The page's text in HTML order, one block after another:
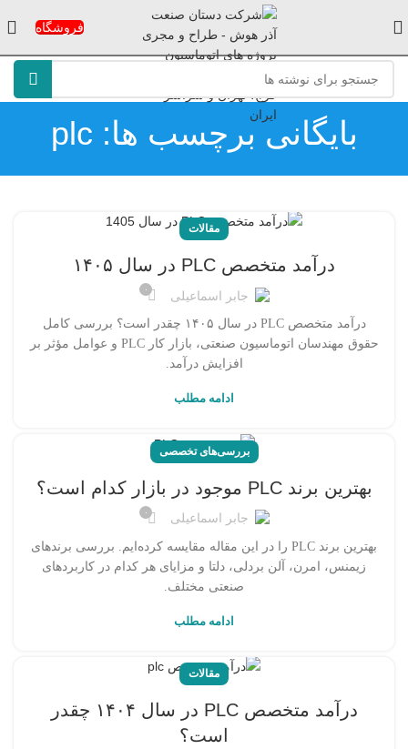
فروشگاه
بایگانی برچسب ها: plc
مقالات
درآمد متخصص PLC در سال ۱۴۰۵
جابر اسماعیلی ۰
درآمد متخصص PLC در سال ۱۴۰۵ چقدر است؟ بررسی کامل
حقوق مهندسان اتوماسیون صنعتی، بازار کار PLC و عوامل مؤثر بر
افزایش درآمد.
ادامه مطلب
بررسی‌های تخصصی
بهترین برند PLC موجود در بازار کدام است؟
جابر اسماعیلی ۰
بهترین برند PLC را در این مقاله مقایسه کرده‌ایم. بررسی برندهای
زیمنس، امرن، آلن بردلی، دلتا و مزایای هر کدام در کاربردهای
صنعتی مختلف.
ادامه مطلب
مقالات
درآمد متخصص PLC در سال ۱۴۰۴ چقدر
است؟